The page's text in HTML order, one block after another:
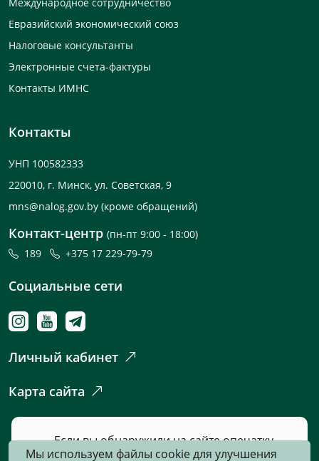
Евразийский экономический союз
Налоговые консультанты
Электронные счета-фактуры
Контакты ИМНС
Контакты
УНП 100582333
220010, г. Минск, ул. Советская, 9
mns@nalog.gov.by (кроме обращений)
Контакт-центр (пн-пт 9:00 - 18:00)
189
+375 17 229-79-79
Социальные сети
Личный кабинет
Карта сайта
Если вы обнаружили на сайте опечатку
или неточность, пожалуйста, нажмите
Мы используем файлы cookie для улучшения